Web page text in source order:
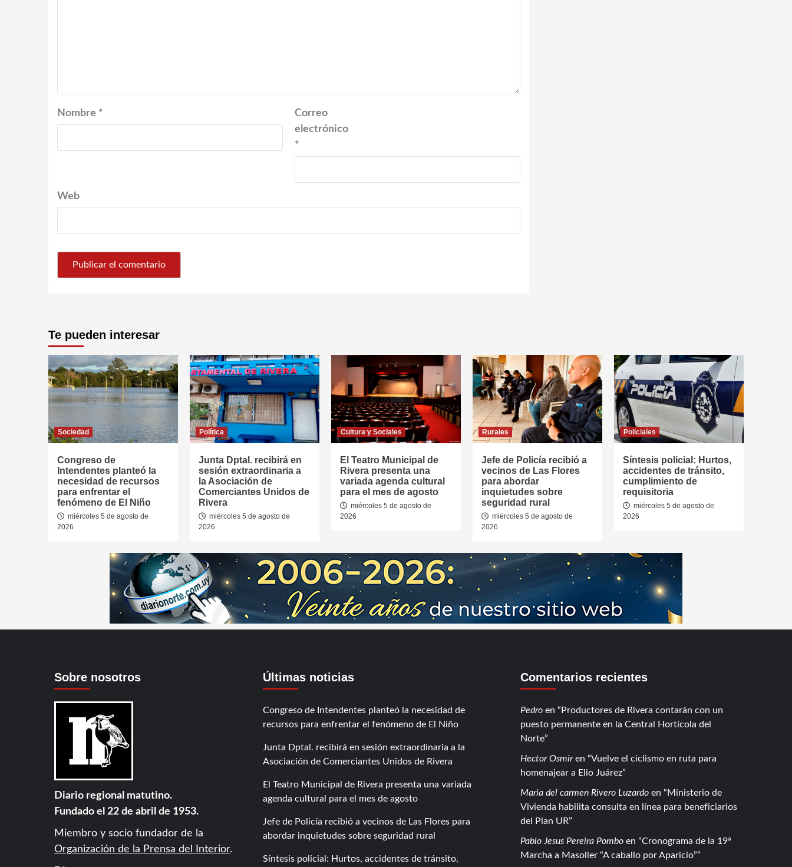
Nombre *
Correo
electrónico
*
Web
Te pueden interesar
Sociedad
Congreso de
Intendentes planteó la
necesidad de recursos
para enfrentar el
fenómeno de El Niño
miércoles 5 de agosto de
2026
Política
Junta Dptal. recibirá en
sesión extraordinaria a
la Asociación de
Comerciantes Unidos de
Rivera
miércoles 5 de agosto de
2026
Cultura y Sociales
El Teatro Municipal de
Rivera presenta una
variada agenda cultural
para el mes de agosto
miércoles 5 de agosto de
2026
Rurales
Jefe de Policía recibió a
vecinos de Las Flores
para abordar
inquietudes sobre
seguridad rural
miércoles 5 de agosto de
2026
Policiales
Síntesis policial: Hurtos,
accidentes de tránsito,
cumplimiento de
requisitoria
miércoles 5 de agosto de
2026
Sobre nosotros
Diario regional matutino.
Fundado el 22 de abril de 1953.
Miembro y socio fundador de la
Organización de la Prensa del Interior.
Últimas noticias
Congreso de Intendentes planteó la necesidad de
recursos para enfrentar el fenómeno de El Niño
Junta Dptal. recibirá en sesión extraordinaria a la
Asociación de Comerciantes Unidos de Rivera
El Teatro Municipal de Rivera presenta una variada
agenda cultural para el mes de agosto
Jefe de Policía recibió a vecinos de Las Flores para
abordar inquietudes sobre seguridad rural
Síntesis policial: Hurtos, accidentes de tránsito,
Comentarios recientes
Pedroen
Productores de Rivera contarán con un
puesto permanente en la Central Hortícola del
Norte
Hector Osmiren
Vuelve el ciclismo en ruta para
homenajear a Elio Juárez
Maria del carmen Rivero Luzardoen
Ministerio de
Vivienda habilita consulta en línea para beneficiarios
del Plan UR
Pablo Jesus Pereira Pomboen
Cronograma de la 19ª
Marcha a Masoller “A caballo por Aparicio”